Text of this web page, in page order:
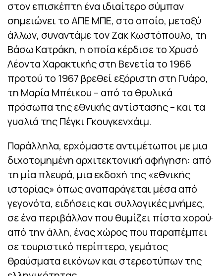
στον επισκέπτη ένα ιδιαίτερο σύμπαν
σημειώνει το ΑΠΕ ΜΠΕ, στο οποίο, μεταξύ
άλλων, συναντάμε τον Ζακ Κωστόπουλο, τη
Βάσω Κατράκη, η οποία κέρδισε το Χρυσό
Λέοντα Χαρακτικής στη Βενετία το 1966
προτού το 1967 βρεθεί εξόριστη στη Γυάρο,
τη Μαρία Μπέικου – από τα θρυλικά
πρόσωπα της εθνικής αντίστασης – και τα
γυαλιά της Πέγκι Γκουγκενχάιμ.
Παράλληλα, ερχόμαστε αντιμέτωποι με μια
διχοτομημένη αρχιτεκτονική αφήγηση: από
τη μία πλευρά, μια εκδοχή της «εθνικής
ιστορίας» όπως αναπαράγεται μέσα από
γεγονότα, ειδήσεις και συλλογικές μνήμες,
σε ένα περιβάλλον που θυμίζει πίστα χορού·
από την άλλη, ένας χώρος που παραπέμπει
σε τουριστικό περίπτερο, γεμάτος
θραύσματα εικόνων και στερεοτύπων της